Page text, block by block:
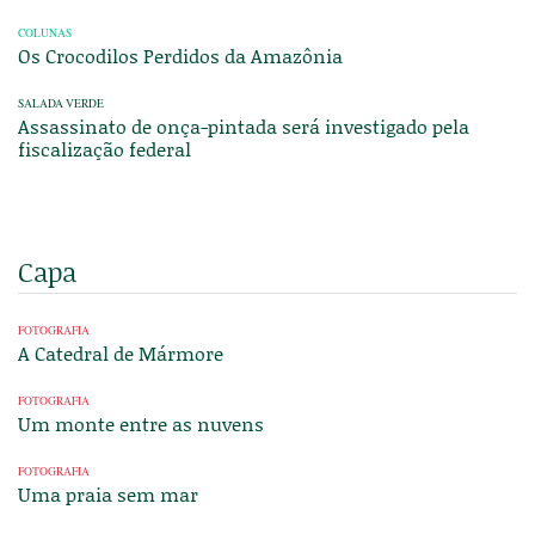
COLUNAS
Os Crocodilos Perdidos da Amazônia
SALADA VERDE
Assassinato de onça-pintada será investigado pela
fiscalização federal
Capa
FOTOGRAFIA
A Catedral de Mármore
FOTOGRAFIA
Um monte entre as nuvens
FOTOGRAFIA
Uma praia sem mar